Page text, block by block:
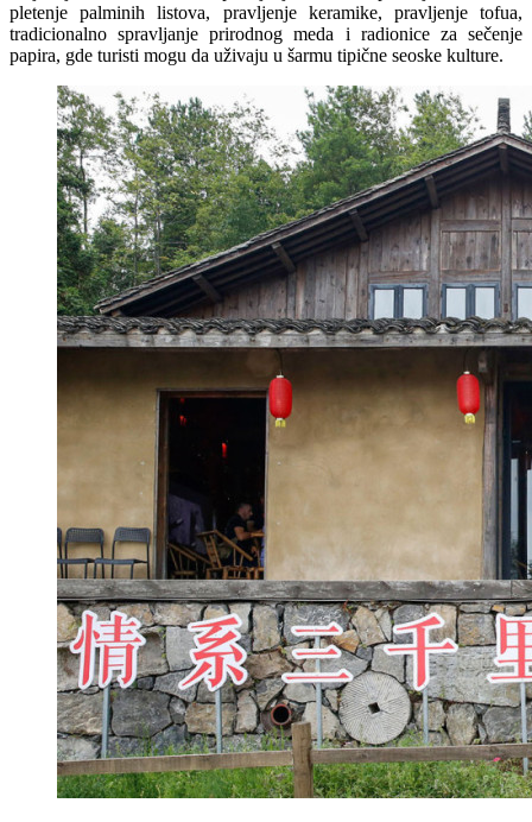
pletenje palminih listova, pravljenje keramike, pravljenje tofua,
tradicionalno spravljanje prirodnog meda i radionice za sečenje
papira, gde turisti mogu da uživaju u šarmu tipične seoske kulture.